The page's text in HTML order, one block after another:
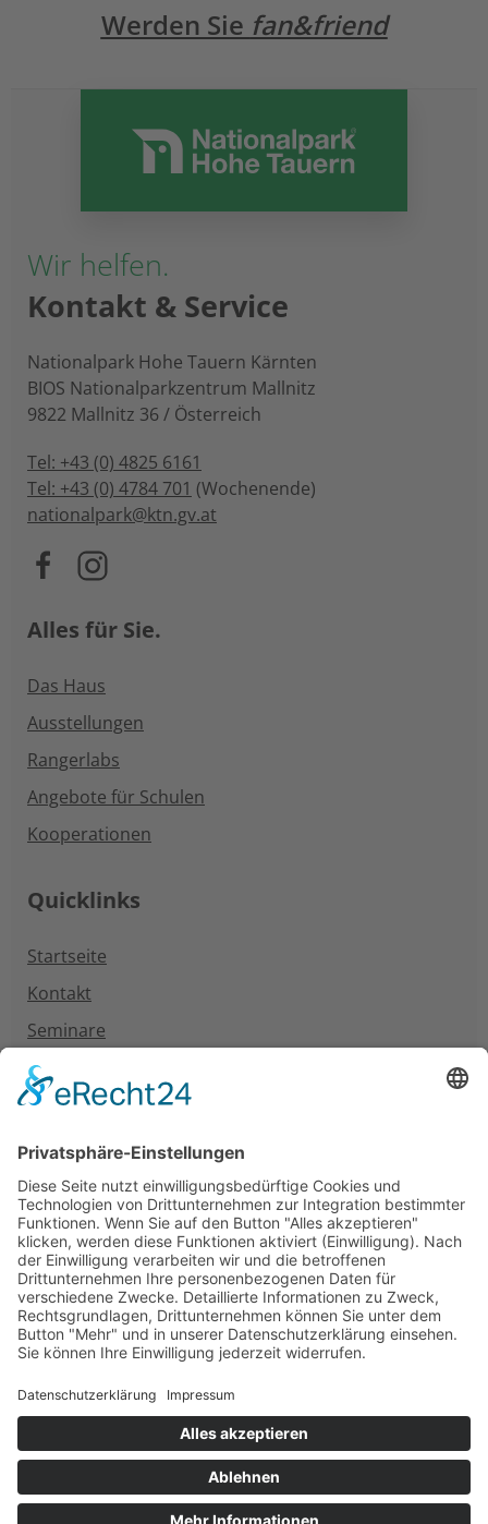
Werden Sie fan&friend
Wir helfen.
Kontakt & Service
Nationalpark Hohe Tauern Kärnten
BIOS Nationalparkzentrum Mallnitz
9822 Mallnitz 36 / Österreich
Tel: +43 (0) 4825 6161
Tel: +43 (0) 4784 701 (Wochenende)
nationalpark@ktn.gv.at
Alles für Sie.
Das Haus
Ausstellungen
Rangerlabs
Angebote für Schulen
Kooperationen
Quicklinks
Startseite
Kontakt
Seminare
Neuigkeiten
Unterstützung
Information
Impressum
Datenschutz
Barrierefreiheitserklärung
Medienhinweis EMFA
Cookie-Einstellungen
© Nationalpark Hohe Tauern. All rights reserved.Website by